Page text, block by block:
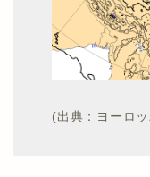
(出典：ヨーロ